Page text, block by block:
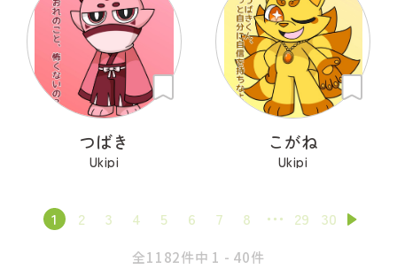
つばき
Ukipi
こがね
Ukipi
1 2 3 4 5 6 7 8 29 30
全1182件中 1 - 40件